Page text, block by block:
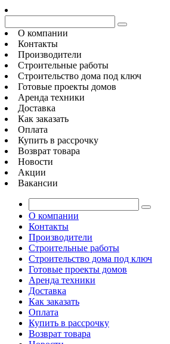
О компании
Контакты
Производители
Строительные работы
Строительство дома под ключ
Готовые проекты домов
Аренда техники
Доставка
Как заказать
Оплата
Купить в рассрочку
Возврат товара
Новости
Акции
Вакансии
О компании
Контакты
Производители
Строительные работы
Строительство дома под ключ
Готовые проекты домов
Аренда техники
Доставка
Как заказать
Оплата
Купить в рассрочку
Возврат товара